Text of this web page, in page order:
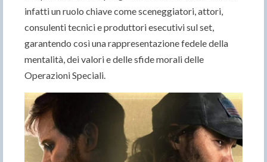
infatti un ruolo chiave come sceneggiatori, attori,
consulenti tecnici e produttori esecutivi sul set,
garantendo così una rappresentazione fedele della
mentalità, dei valori e delle sfide morali delle
Operazioni Speciali.